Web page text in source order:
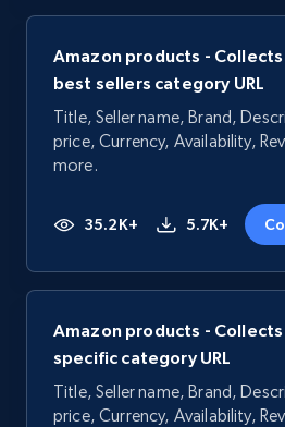
Amazon products -
best sellers category URL
Title, Seller name, Brand,
price, Currency, Availability,
more.
35.2K+ 5.7K+
Amazon products -
specific category URL
Title, Seller name, Brand,
price, Currency, Availability,